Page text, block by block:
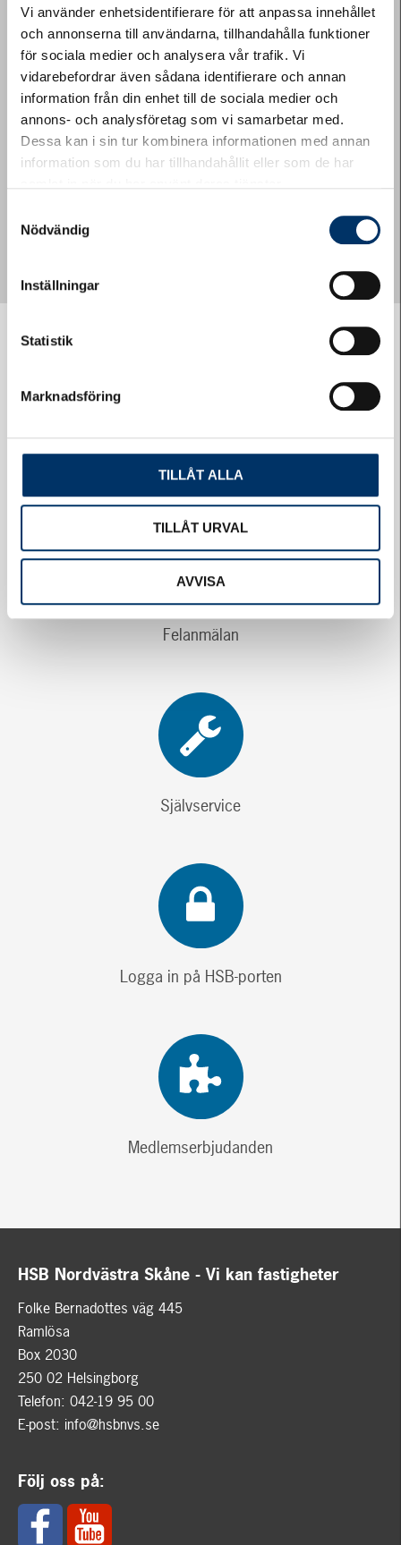
Vi använder enhetsidentifierare för att anpassa innehållet
och annonserna till användarna, tillhandahålla funktioner
för sociala medier och analysera vår trafik. Vi
vidarebefordrar även sådana identifierare och annan
information från din enhet till de sociala medier och
annons- och analysföretag som vi samarbetar med.
Dessa kan i sin tur kombinera informationen med annan
information som du har tillhandahållit eller som de har
Nödvändig
Inställningar
Statistik
Marknadsföring
TILLÅT ALLA
TILLÅT URVAL
AVVISA
CAPTCHA
Logga in på Styrelsewebben
Felanmälan
Självservice
Logga in på HSB-porten
Medlemserbjudanden
HSB Nordvästra Skåne - Vi kan fastigheter
Folke Bernadottes väg 445
Ramlösa
Box 2030
250 02 Helsingborg
Telefon: 042-19 95 00
E-post: info@hsbnvs.se
Följ oss på: